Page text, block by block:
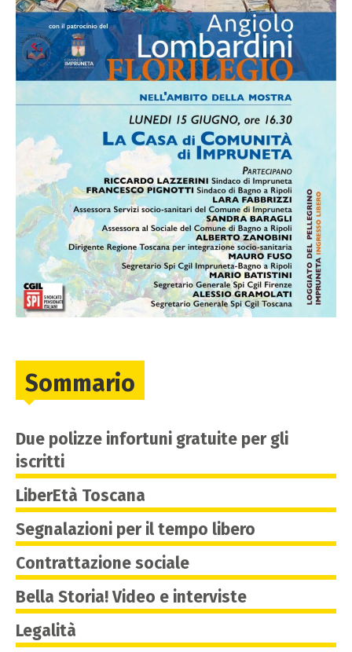
Sommario
Due polizze infortuni gratuite per gli
iscritti
LiberEtà Toscana
Segnalazioni per il tempo libero
Contrattazione sociale
Bella Storia! Video e interviste
Legalità